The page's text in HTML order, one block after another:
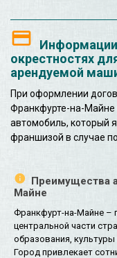
окрестностях
арендуемой
При оформлении
Франкфурте-на-Майне
автомобиль, который
франшизой в случае
Преимущества
Майне
Франкфурт-на-Майне –
центральной части
образования,
Город привлекает